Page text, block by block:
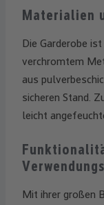
Materialien
Die Garderobe
verchromtem
aus
sicheren Stand.
leicht
Mit ihrer großen